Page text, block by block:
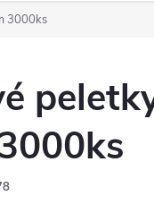
3000ks